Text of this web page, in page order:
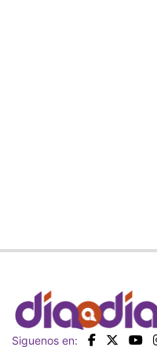
Siguenos en: